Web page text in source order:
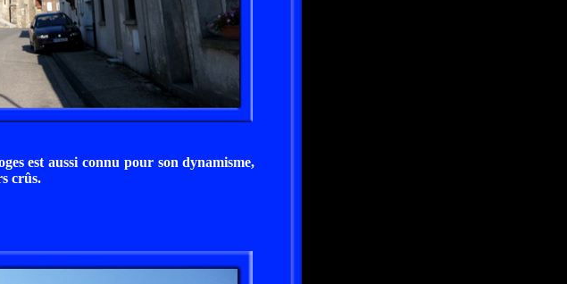
est aussi connu pour son dynamisme,
crûs.